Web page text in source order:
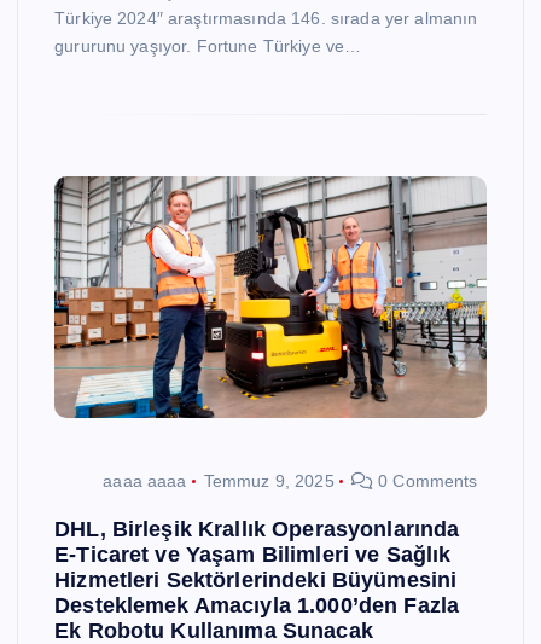
Türkiye 2024″ araştırmasında 146. sırada yer almanın
gururunu yaşıyor. Fortune Türkiye ve…
aaaa aaaa Temmuz 9, 2025 0 Comments
DHL, Birleşik Krallık Operasyonlarında
E-Ticaret ve Yaşam Bilimleri ve Sağlık
Hizmetleri Sektörlerindeki Büyümesini
Desteklemek Amacıyla 1.000’den Fazla
Ek Robotu Kullanıma Sunacak